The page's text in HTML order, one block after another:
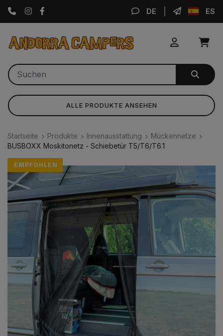
Instagram DE ES
ALLE PRODUKTE ANSEHEN
Startseite Produkte Innenausstattung
Mückennetze
BUSBOXX Moskitonetz - Schiebetür T5/T6/T6.1
EMPFOHLEN